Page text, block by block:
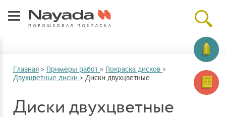
Главная > Примеры работ > Покраска дисков >
Двухцветные диски > Диски двухцветные
Диски двухцветные